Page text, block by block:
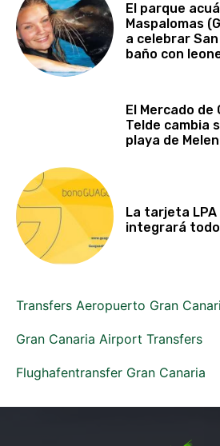
El parque
Maspalomas
a celebrar
baño con
El Mercado
Telde cambia
playa de
La tarjeta LPA
integrará
Transfers Aeropuerto Gran
Gran Canaria Airport Transfers
Flughafentransfer Gran Canaria